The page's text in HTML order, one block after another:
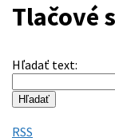
Tlačové
Hľadať text:
RSS